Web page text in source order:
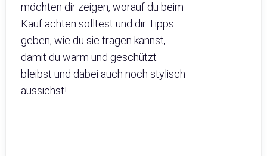
möchten dir zeigen, worauf du beim
Kauf achten solltest und dir Tipps
geben, wie du sie tragen kannst,
damit du warm und geschützt
bleibst und dabei auch noch stylisch
aussiehst!